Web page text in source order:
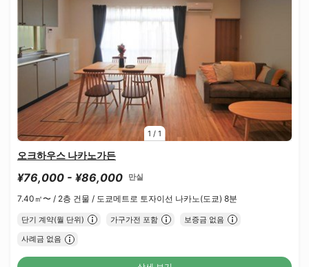
1 / 1
오크하우스 나카노가든
¥76,000 - ¥86,000 만실
7.40㎡〜 / 2층 건물 / 도쿄메트로 토자이선 나카노(도쿄) 8분
단기 계약(월 단위) 가구가전 포함 보증금 없음
사례금 없음